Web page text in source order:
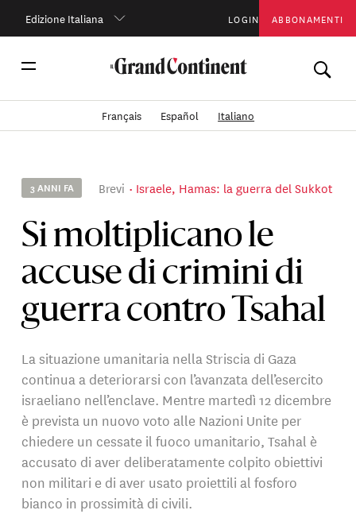
Edizione Italiana LOGIN ABBONAMENTI
Français Español Italiano
3 ANNI FA Brevi Israele, Hamas: la guerra del Sukkot
Si moltiplicano le
accuse di crimini di
guerra contro Tsahal
La situazione umanitaria nella Striscia di Gaza
continua a deteriorarsi con l’avanzata dell’esercito
israeliano nell’enclave. Mentre martedì 12 dicembre
è prevista un nuovo voto alle Nazioni Unite per
chiedere un cessate il fuoco umanitario, Tsahal è
accusato di aver deliberatamente colpito obiettivi
non militari e di aver usato proiettili al fosforo
bianco in prossimità di civili.